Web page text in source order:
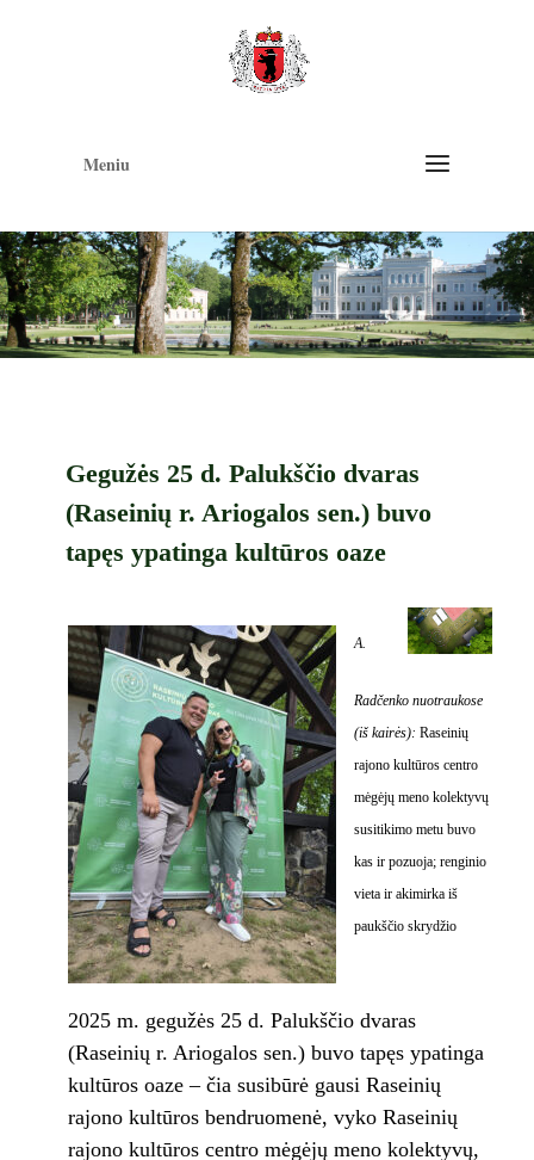
Meniu
Gegužės 25 d. Palukščio dvaras
(Raseinių r. Ariogalos sen.) buvo
tapęs ypatinga kultūros oaze
A.
Radčenko nuotraukose
(iš kairės): Raseinių
rajono kultūros centro
mėgėjų meno kolektyvų
susitikimo metu buvo
kas ir pozuoja; renginio
vieta ir akimirka iš
paukščio skrydžio
2025 m. gegužės 25 d. Palukščio dvaras
(Raseinių r. Ariogalos sen.) buvo tapęs ypatinga
kultūros oaze – čia susibūrė gausi Raseinių
rajono kultūros bendruomenė, vyko Raseinių
rajono kultūros centro mėgėjų meno kolektyvų,